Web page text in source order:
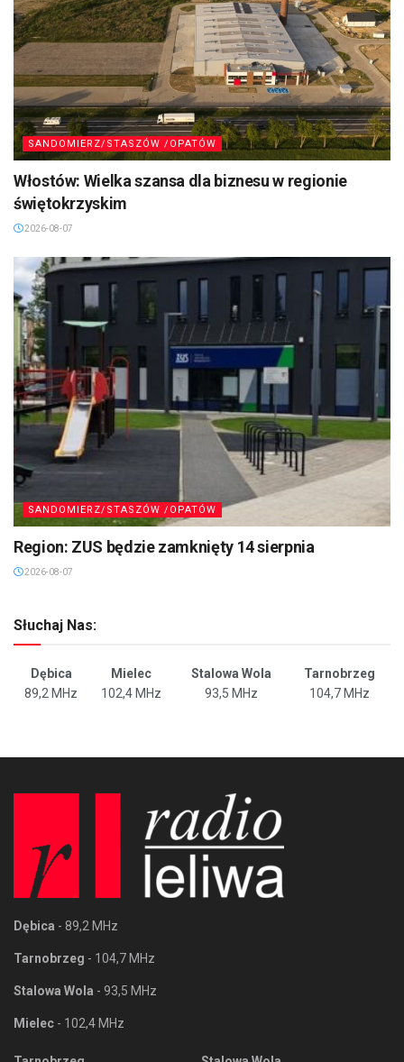
SANDOMIERZ/STASZÓW /OPATÓW
Włostów: Wielka szansa dla biznesu w regionie
świętokrzyskim
2026-08-07
SANDOMIERZ/STASZÓW /OPATÓW
Region: ZUS będzie zamknięty 14 sierpnia
2026-08-07
Słuchaj Nas:
Dębica Mielec Stalowa Wola
Tarnobrzeg
89,2 MHz
102,4 MHz 93,5 MHz 104,7 MHz
Dębica - 89,2 MHz
Tarnobrzeg - 104,7 MHz
Stalowa Wola - 93,5 MHz
Mielec - 102,4 MHz